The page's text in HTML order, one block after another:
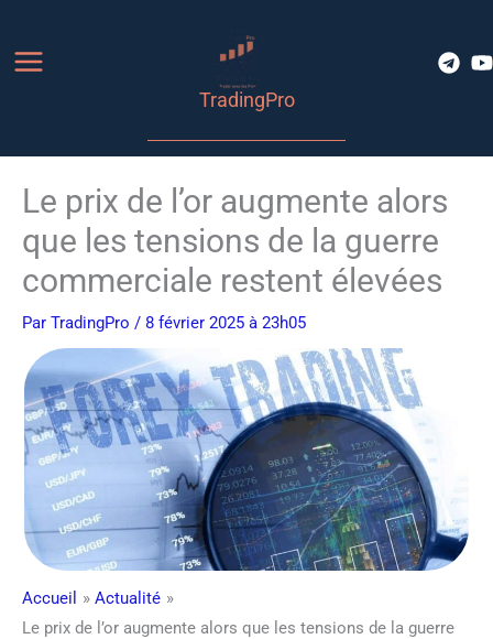
contenu
TradingPro
Le prix de l’or augmente alors
que les tensions de la guerre
commerciale restent élevées
Par TradingPro / 8 février 2025 à 23h05
Accueil
Actualité
Le prix de l’or augmente alors que les tensions de la guerre